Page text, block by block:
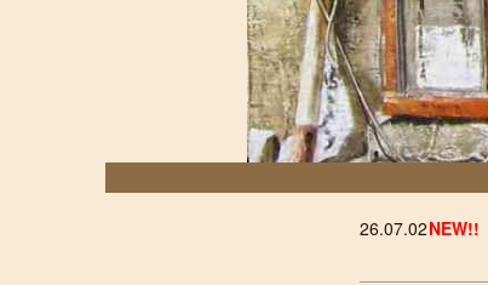
26.07.02NEW!!